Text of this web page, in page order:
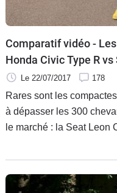
Comparatif vidéo -
Honda Civic Type R
de style
Le 22/07/2017 178
Rares sont les
à dépasser les 300
le marché : la Seat Leon
rivales offrent des